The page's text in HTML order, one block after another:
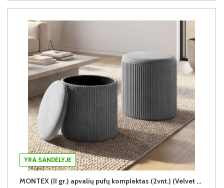
YRA SANDĖLYJE
MONTEX (II gr.) apvalių pufų komplektas (2vnt.) (Velvet #13 Šviesiai pilkas)